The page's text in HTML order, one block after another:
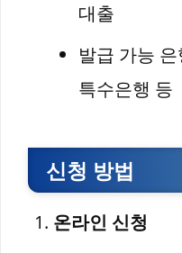
대출
발급 가능
특수은행 등
신청 방법
온라인 신청